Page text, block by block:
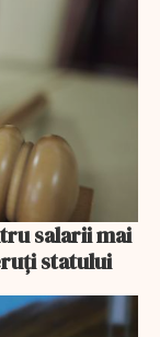
salarii mai
statului